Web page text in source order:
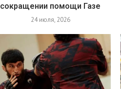
сокращении помощи Газе
24 июля, 2026